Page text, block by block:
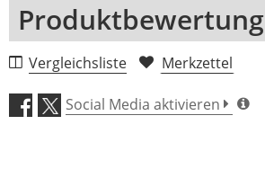
Produktbewertung
1 Rezension
5 Sterne
4 Sterne
Vergleichsliste Merkzettel
Social Media aktivieren